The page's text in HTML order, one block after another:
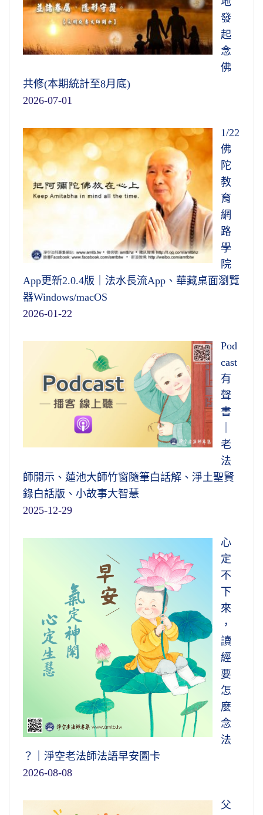
發
起
念
佛
共修(本期統計至8月底)
2026-07-01
1/22
佛
陀
教
育
網
路
學
院
App更新2.0.4版｜法水長流App、華藏桌面瀏覽
器Windows/macOS
2026-01-22
Pod
cast
有
聲
書
老
法
師開示、蓮池大師竹窗隨筆白話解、淨土聖賢
錄白話版、小故事大智慧
2025-12-29
心
定
不
下
來
，
讀
經
要
怎
麼
念
法
？｜淨空老法師法語早安圖卡
2026-08-08
父